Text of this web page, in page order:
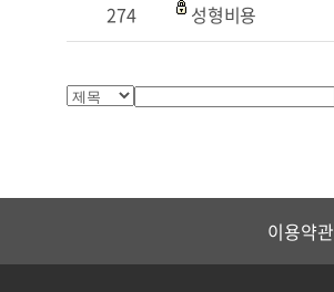
274
성형비용
이용약관